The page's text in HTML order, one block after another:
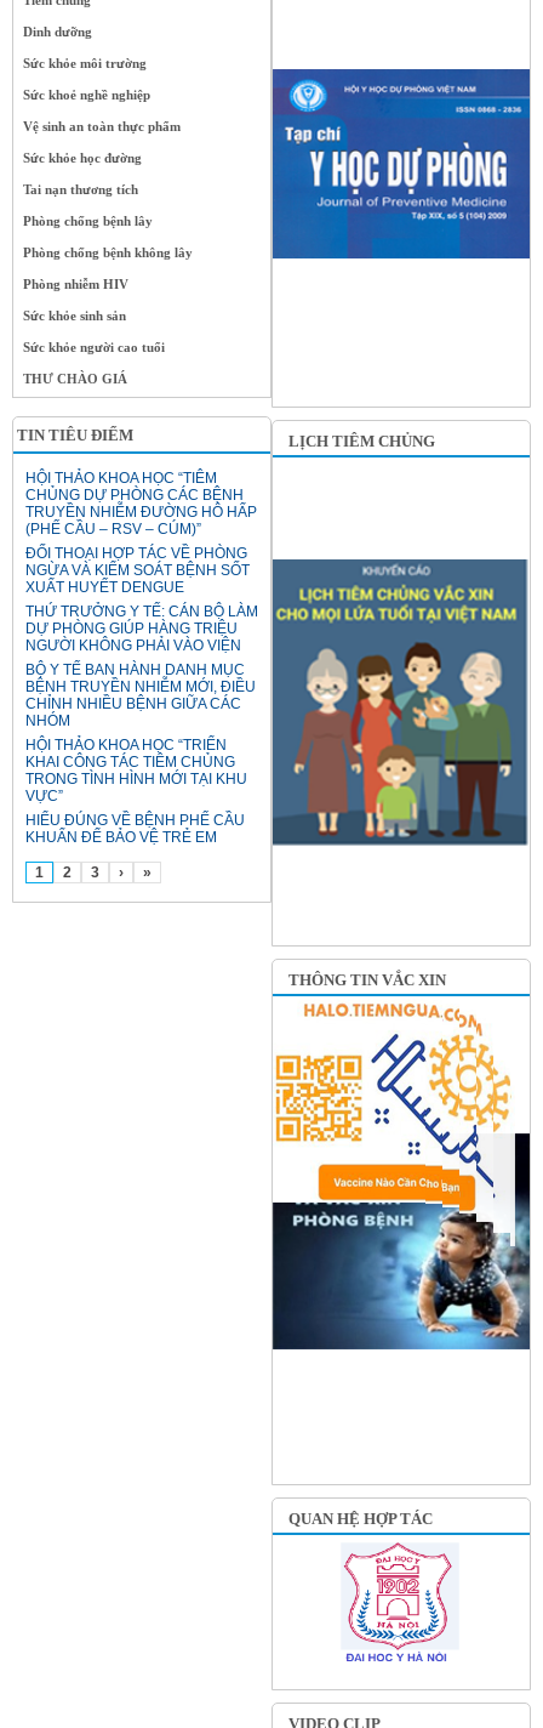
Dinh dưỡng
Sức khỏe môi trường
Sức khoẻ nghề nghiệp
Vệ sinh an toàn thực phẩm
Sức khỏe học đường
Tai nạn thương tích
Phòng chống bệnh lây
Phòng chống bệnh không lây
Phòng nhiễm HIV
Sức khỏe sinh sản
Sức khỏe người cao tuổi
THƯ CHÀO GIÁ
TIN TIÊU ĐIỂM
HỘI THẢO KHOA HỌC “TIÊM
CHỦNG DỰ PHÒNG CÁC BỆNH
TRUYỀN NHIỄM ĐƯỜNG HÔ HẤP
(PHẾ CẦU – RSV – CÚM)”
ĐỐI THOẠI HỢP TÁC VỀ PHÒNG
NGỪA VÀ KIỂM SOÁT BỆNH SỐT
XUẤT HUYẾT DENGUE
THỨ TRƯỞNG Y TẾ: CÁN BỘ LÀM
DỰ PHÒNG GIÚP HÀNG TRIỆU
NGƯỜI KHÔNG PHẢI VÀO VIỆN
BỘ Y TẾ BAN HÀNH DANH MỤC
BỆNH TRUYỀN NHIỄM MỚI, ĐIỀU
CHỈNH NHIỀU BỆNH GIỮA CÁC
NHÓM
HỘI THẢO KHOA HỌC “TRIỂN
KHAI CÔNG TÁC TIÊM CHỦNG
TRONG TÌNH HÌNH MỚI TẠI KHU
VỰC”
HIỂU ĐÚNG VỀ BỆNH PHẾ CẦU
KHUẨN ĐỂ BẢO VỆ TRẺ EM
1 2 3 › »
LỊCH TIÊM CHỦNG
THÔNG TIN VẮC XIN
QUAN HỆ HỢP TÁC
VIDEO CLIP